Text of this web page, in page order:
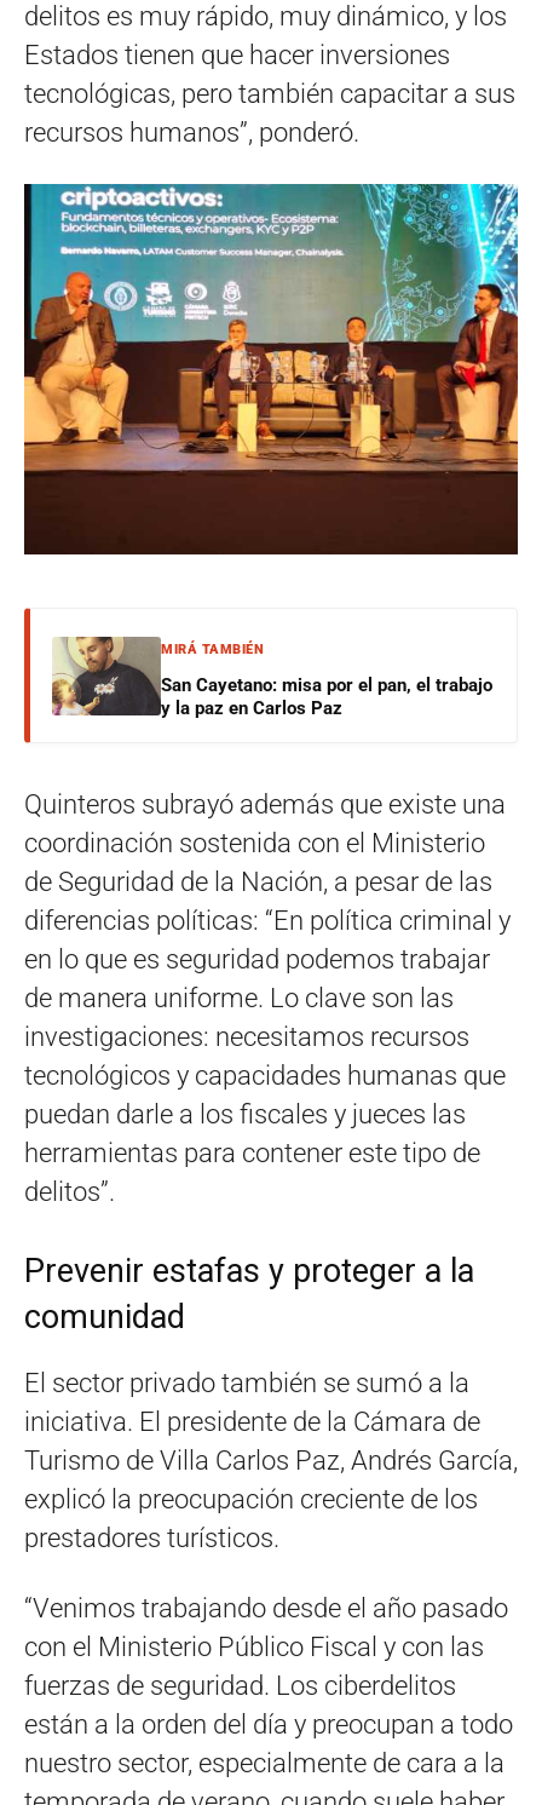
delitos es muy rápido, muy dinámico, y los
Estados tienen que hacer inversiones
tecnológicas, pero también capacitar a sus
recursos humanos”, ponderó.
MIRÁ TAMBIÉN
San Cayetano: misa por el pan, el trabajo
y la paz en Carlos Paz
Quinteros subrayó además que existe una
coordinación sostenida con el Ministerio
de Seguridad de la Nación, a pesar de las
diferencias políticas: “En política criminal y
en lo que es seguridad podemos trabajar
de manera uniforme. Lo clave son las
investigaciones: necesitamos recursos
tecnológicos y capacidades humanas que
puedan darle a los fiscales y jueces las
herramientas para contener este tipo de
delitos”.
Prevenir estafas y proteger a la
comunidad
El sector privado también se sumó a la
iniciativa. El presidente de la Cámara de
Turismo de Villa Carlos Paz, Andrés García,
explicó la preocupación creciente de los
prestadores turísticos.
“Venimos trabajando desde el año pasado
con el Ministerio Público Fiscal y con las
fuerzas de seguridad. Los ciberdelitos
están a la orden del día y preocupan a todo
nuestro sector, especialmente de cara a la